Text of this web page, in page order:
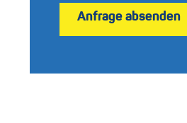
Anfrage absenden